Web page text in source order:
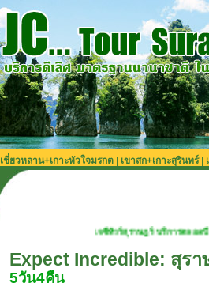
เชี่ยวหลาน+เกาะหัวใจมรกต เขาสก+เกาะสุรินทร์|
เจซีทัวร์สุราษฎร์ บริการตลอดปี เที่ยวได้ทุกฤดูกาล
Expect Incredible: สุร
5วัน4คืน